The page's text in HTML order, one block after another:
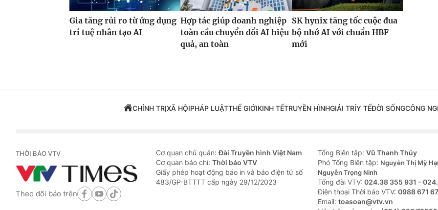
Gia tăng rủi ro từ ứng dụng
trí tuệ nhân tạo AI
Hợp tác giúp doanh nghiệp
toàn cầu chuyển đổi AI hiệu
quả, an toàn
SK hynix tăng tốc cuộc đua
bộ nhớ AI với chuẩn HBF
mới
CHÍNH TRỊXÃ HỘIPHÁP LUẬTTHẾ GIỚIKINH TẾTRUYỀN HÌNHGIẢI TRÍY TẾĐỜI SỐNGCÔNG
THỜI BÁO VTV
Theo dõi báo trên
Cơ quan chủ quản:Đài Truyền hình Việt Nam
Cơ quan báo chí: Thời báo VTV
Giấy phép hoạt động báo in và báo điện tử số
483/GP-BTTTT cấp ngày 29/12/2023
Tổng Biên tập: Vũ Thanh Thủy
Phó Tổng Biên tập: Nguyễn Thị Mỹ
Nguyễn Trọng Ninh
Tổng đài VTV: 024.38 355 931 -
Ðiện thoại Thời báo VTV: 0988 671
Email: toasoan@vtv.vn